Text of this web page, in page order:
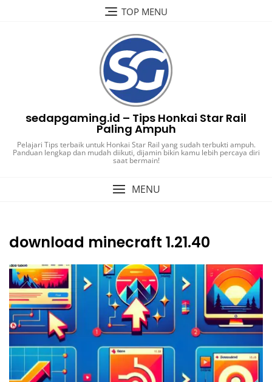
TOP MENU
sedapgaming.id – Tips Honkai Star Rail
Paling Ampuh
Pelajari Tips terbaik untuk Honkai Star Rail yang sudah terbukti ampuh.
Panduan lengkap dan mudah diikuti, dijamin bikin kamu lebih percaya diri
saat bermain!
MENU
download minecraft 1.21.40